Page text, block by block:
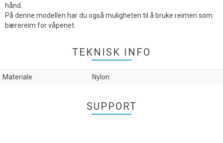
hånd.
På denne modellen har du også muligheten til å bruke reimen som
bærereim for våpenet.
TEKNISK INFO
Materiale Nylon
SUPPORT